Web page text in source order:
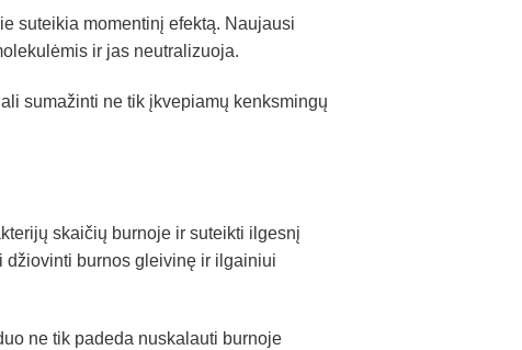
suteikia momentinį efektą. Naujausi
ir jas neutralizuoja.
sumažinti ne tik įkvepiamų kenksmingų
skaičių burnoje ir suteikti ilgesnį
džiovinti burnos gleivinę ir ilgainiui
ne tik padeda nuskalauti burnoje